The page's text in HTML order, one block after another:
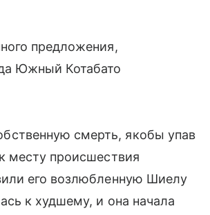
предложения,
Южный Котабато
смерть, якобы упав
месту происшествия
его возлюбленную Шиелу
к худшему, и она начала